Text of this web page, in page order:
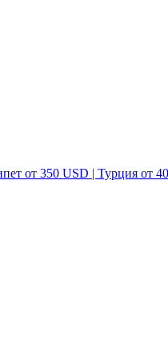
от 350 USD | Турция от